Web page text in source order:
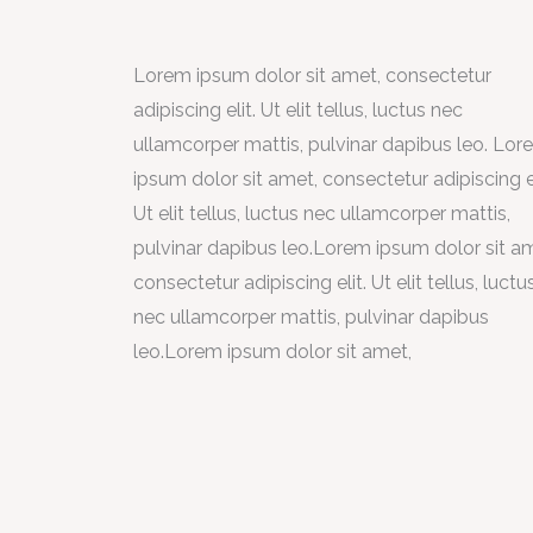
Lorem ipsum dolor sit amet, consectetur
adipiscing elit. Ut elit tellus, luctus nec
ullamcorper mattis, pulvinar dapibus leo.
ipsum dolor sit amet, consectetur adipiscing
Ut elit tellus, luctus nec ullamcorper mattis,
pulvinar dapibus leo.Lorem ipsum dolor sit
consectetur adipiscing elit. Ut elit tellus,
nec ullamcorper mattis, pulvinar dapibus
leo.Lorem ipsum dolor sit amet,